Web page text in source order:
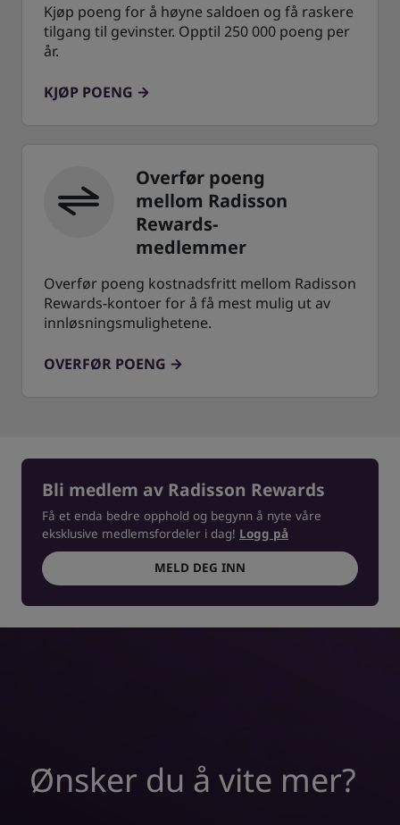
Kjøp poeng for å høyne saldoen og få raskere
tilgang til gevinster. Opptil 250 000 poeng per
år.
KJØP POENG
Overfør poeng
mellom Radisson
Rewards-
medlemmer
Overfør poeng kostnadsfritt mellom Radisson
Rewards-kontoer for å få mest mulig ut av
innløsningsmulighetene.
OVERFØR POENG
Bli medlem av Radisson Rewards
Få et enda bedre opphold og begynn å nyte våre
eksklusive medlemsfordeler i dag! Logg på
MELD DEG INN
Ønsker du å vite mer?